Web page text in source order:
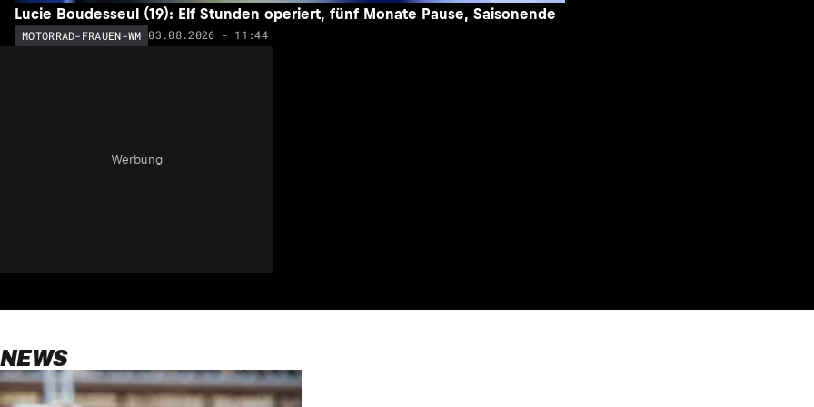
Lucie Boudesseul (19): Elf Stunden operiert, fünf Monate Pause, Saisonende
MOTORRAD-FRAUEN-WM 03.08.2026 - 11:44
Werbung
NEWS